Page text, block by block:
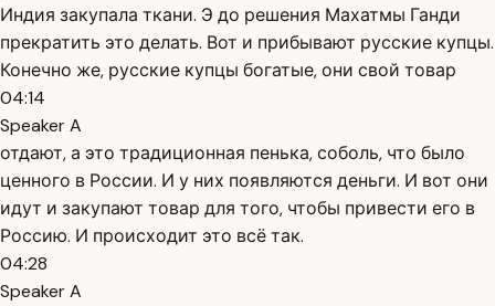
Индия закупала ткани. Э до решения Махатмы Ганди
прекратить это делать. Вот и прибывают русские купцы.
Конечно же, русские купцы богатые, они свой товар
04:14
Speaker A
отдают, а это традиционная пенька, соболь, что было
ценного в России. И у них появляются деньги. И вот они
идут и закупают товар для того, чтобы привести его в
Россию. И происходит это всё так.
04:28
Speaker A